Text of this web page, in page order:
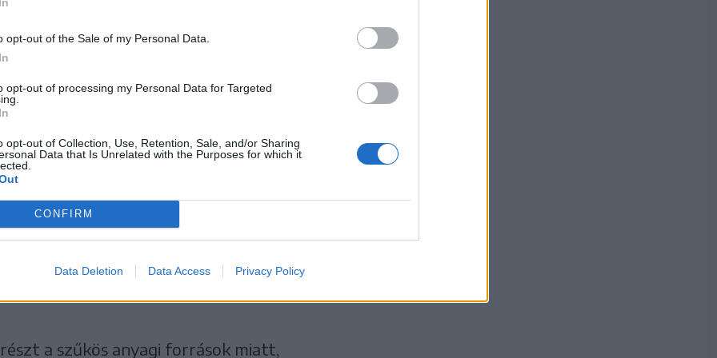
opt-out of the Sale of my Personal Data.
opt-out of processing my Personal Data for Targeted
opt-out of Collection, Use, Retention, Sale, and/or Sharing
Data that Is Unrelated with the Purposes for which it
CONFIRM
Data Deletion Data Access Privacy Policy
szakmérnök, az Árkosi Unitárius
minden része érték.
olyan vártemplom
teljes felújításra vár,
munkálatokat csak
viszik véghez.
a szűkös anyagi források miatt,